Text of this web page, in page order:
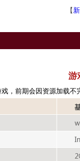
【
游
，前期会因资源加载不